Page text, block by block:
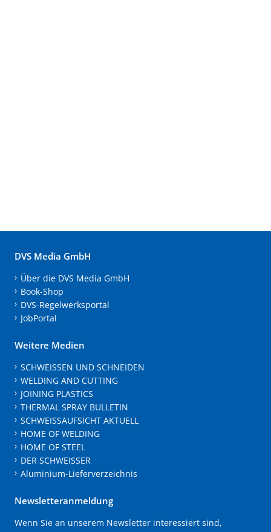
DVS Media GmbH
Über die DVS Media GmbH
Book-Shop
DVS-Regelwerksportal
JobPortal
Weitere Medien
SCHWEISSEN UND SCHNEIDEN
WELDING AND CUTTING
JOINING PLASTICS
THERMAL SPRAY BULLETIN
SCHWEISSAUFSICHT AKTUELL
HOME OF WELDING
HOME OF STEEL
DER SCHWEISSER
Aluminium-Lieferverzeichnis
Newsletteranmeldung
Wenn Sie an unserem Newsletter interessiert sind,